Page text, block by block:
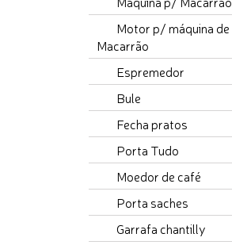
Motor p/ máquina de
Macarrão
Espremedor
Bule
Fecha pratos
Porta Tudo
Moedor de café
Porta saches
Garrafa chantilly